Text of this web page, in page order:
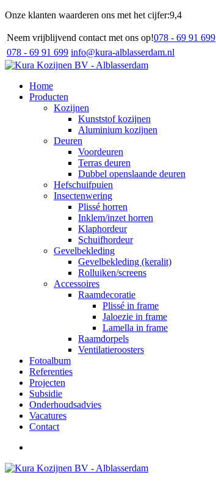
Onze klanten waarderen ons met het cijfer:9,4
Neem vrijblijvend contact met ons op!078 - 69 91 699
078 - 69 91 699 info@kura-alblasserdam.nl
Home
Producten
Kozijnen
Kunststof kozijnen
Aluminium kozijnen
Deuren
Voordeuren
Terras deuren
Dubbel openslaande deuren
Hefschuifpuien
Insectenwering
Plissé horren
Inklem/inzet horren
Klaphordeur
Schuifhordeur
Gevelbekleding
Gevelbekleding (keralit)
Rolluiken/screens
Accessoires
Raamdecoratie
Plissé in frame
Jaloezie in frame
Lamella in frame
Raamdorpels
Ventilatieroosters
Fotoalbum
Referenties
Projecten
Subsidie
Onderhoudsadvies
Vacatures
Contact